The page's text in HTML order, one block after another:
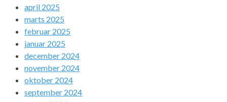
april 2025
marts 2025
februar 2025
januar 2025
december 2024
november 2024
oktober 2024
september 2024